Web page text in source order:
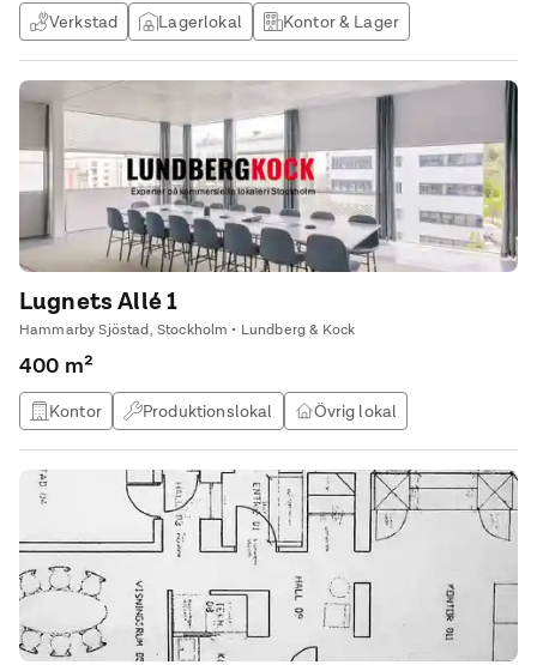
Verkstad Lagerlokal Kontor & Lager
Lugnets Allé 1
Hammarby Sjöstad, Stockholm • Lundberg & Kock
400 m²
Kontor Produktionslokal
Övrig lokal
Studio / atlejé